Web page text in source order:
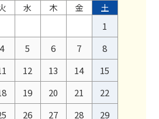
水 木 金
土
1
4 5 6 7
8
12 13 14
15
19 20 21
22
26 27 28
29